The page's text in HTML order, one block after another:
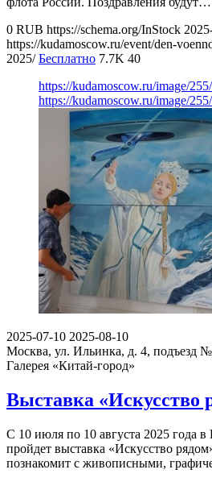
0 RUB https://schema.org/InStock
https://kudamoscow.ru/event/den-
2025/ Бесплатно 7.7K 40
https://kudamoscow.ru/image/
https://kudamoscow.ru/image/
2025-07-10 2025-08-10
Москва, ул. Ильинка, д. 4, подъезд
Галерея «Китай-город»
Выставка «Искусство
С 10 июля по 10 августа 2025 года в
пройдет выставка «Искусство
познакомит с живописными,